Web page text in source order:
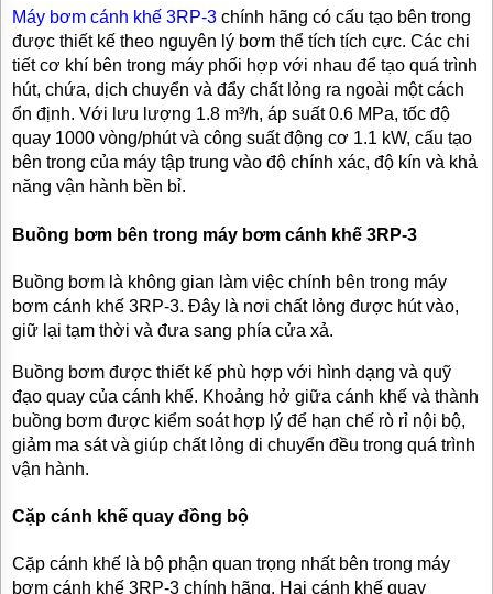
BƠM KHÍ
HÓA
LỎNG,
BƠM KHÍ
AMONIAC
ĐỘNG
CƠ
ĐIỆN
VAN
PHỤ
BƠM
TƯ
VẤN
MUA
HÀNG
GIỚI
THIỆU
SẢN
PHẨM
BÁN
CƠ
ĐIỆN
Máy bơm cánh khế 3RP-3 chính hãng có cấu tạo bên trong
được thiết kế theo nguyên lý bơm thể tích tích cực. Các chi
tiết cơ khí bên trong máy phối hợp với nhau để tạo quá trình
hút, chứa, dịch chuyển và đẩy chất lỏng ra ngoài một cách
ổn định. Với lưu lượng 1.8 m³/h, áp suất 0.6 MPa, tốc độ
quay 1000 vòng/phút và công suất động cơ 1.1 kW, cấu tạo
bên trong của máy tập trung vào độ chính xác, độ kín và khả
năng vận hành bền bỉ.
Buồng bơm bên trong máy bơm cánh khế 3RP-3
Buồng bơm là không gian làm việc chính bên trong máy
bơm cánh khế 3RP-3. Đây là nơi chất lỏng được hút vào,
giữ lại tạm thời và đưa sang phía cửa xả.
Buồng bơm được thiết kế phù hợp với hình dạng và quỹ
đạo quay của cánh khế. Khoảng hở giữa cánh khế và thành
buồng bơm được kiểm soát hợp lý để hạn chế rò rỉ nội bộ,
giảm ma sát và giúp chất lỏng di chuyển đều trong quá trình
vận hành.
Cặp cánh khế quay đồng bộ
Cặp cánh khế là bộ phận quan trọng nhất bên trong máy
bơm cánh khế 3RP-3 chính hãng. Hai cánh khế quay